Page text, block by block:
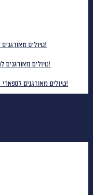
טיולים מאורגנים לזנזיבר - בטיסות ישירות!
טיולים מאורגנים למדגסקר - בטיסות ישירות!
טיולים מאורגנים לספארי בטנזניה - בטיסות ישירות!